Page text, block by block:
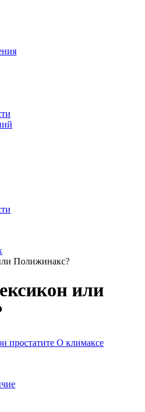
Полижинакс?
или
простатите О климаксе